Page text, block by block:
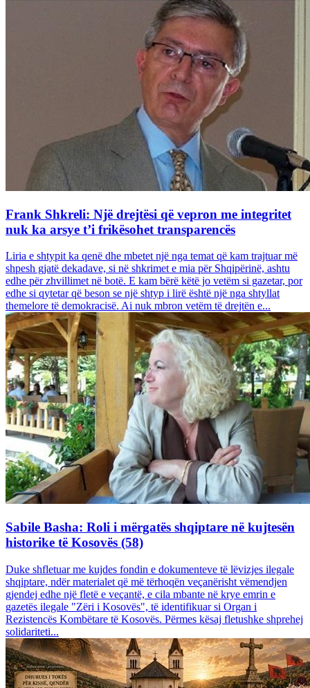
Frank Shkreli: Një drejtësi që vepron me integritet
nuk ka arsye t’i frikësohet transparencës
Liria e shtypit ka qenë dhe mbetet një nga temat që kam trajtuar më
shpesh gjatë dekadave, si në shkrimet e mia për Shqipërinë, ashtu
edhe për zhvillimet në botë. E kam bërë këtë jo vetëm si gazetar, por
edhe si qytetar që beson se një shtyp i lirë është një nga shtyllat
themelore të demokracisë. Ai nuk mbron vetëm të drejtën e...
Sabile Basha: Roli i mërgatës shqiptare në kujtesën
historike të Kosovës (58)
Duke shfletuar me kujdes fondin e dokumenteve të lëvizjes ilegale
shqiptare, ndër materialet që më tërhoqën veçanërisht vëmendjen
gjendej edhe një fletë e veçantë, e cila mbante në krye emrin e
gazetës ilegale "Zëri i Kosovës", të identifikuar si Organ i
Rezistencës Kombëtare të Kosovës. Përmes kësaj fletushke shprehej
solidariteti...